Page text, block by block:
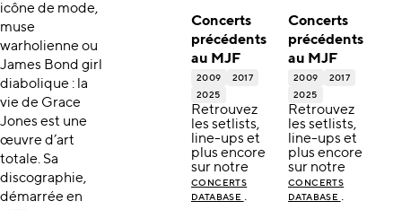
icône de mode,
muse
warholienne ou
James Bond girl
diabolique : la
vie de Grace
Jones est une
œuvre d’art
totale. Sa
discographie,
démarrée en
Concerts
précédents
au MJF
2009
2017
2025
Retrouvez
les setlists,
line-ups et
plus encore
sur notre
CONCERTS
DATABASE .
Concerts
précédents
au MJF
2009
2017
2025
Retrouvez
les setlists,
line-ups et
plus encore
sur notre
CONCERTS
DATABASE .